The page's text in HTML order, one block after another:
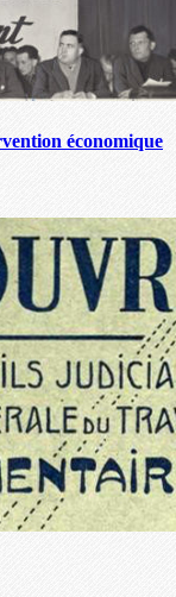
économique